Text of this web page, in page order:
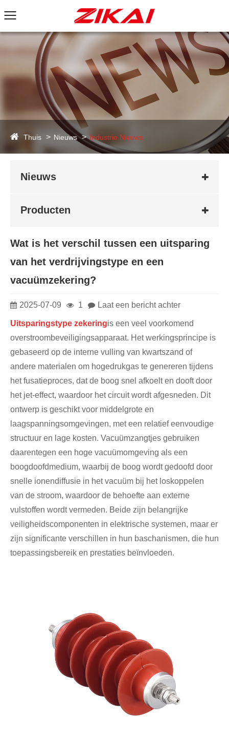
Thuis Nieuws Industrie Nieuws
Nieuws
Producten
Wat is het verschil tussen een uitsparing
van het verdrijvingstype en een
vacuümzekering?
2025-07-09 1 Laat een bericht achter
Uitsparingstype zekeringis een veel voorkomend
overstroombeveiligingsapparaat. Het werkingsprincipe is
gebaseerd op de interne vulling van kwartszand of
andere materialen om hogedrukgas te genereren tijdens
het fusatieproces, dat de boog snel afkoelt en dooft door
het jet-effect, waardoor het circuit wordt afgesneden. Dit
ontwerp is geschikt voor middelgrote en
laagspanningsomgevingen, met een relatief eenvoudige
structuur en lage kosten. Vacuümzangtjes gebruiken
daarentegen een hoge vacuümomgeving als een
boogdoofdmedium, waarbij de boog wordt gedoofd door
snelle ionendiffusie in het vacuüm bij het loskoppelen
van de stroom, waardoor de behoefte aan externe
vulstoffen wordt vermeden. Beide zijn belangrijke
veiligheidscomponenten in elektrische systemen, maar er
zijn significante verschillen in hun baschanismen, die hun
toepassingsbereik en prestaties beïnvloeden.